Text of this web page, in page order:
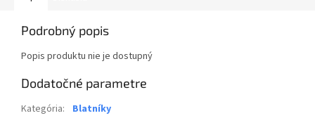
Podrobný popis
Popis produktu nie je dostupný
Dodatočné parametre
Kategória:
Blatníky